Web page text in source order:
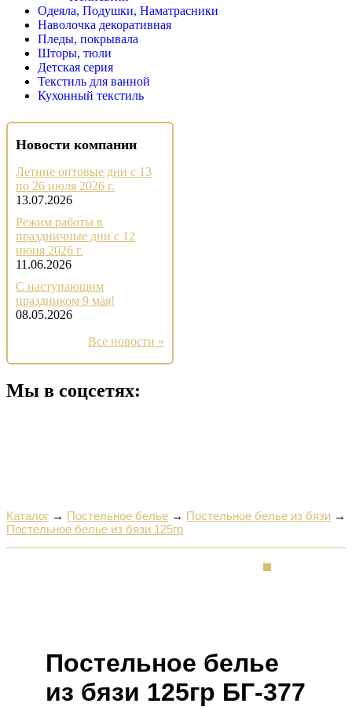
Одеяла, Подушки, Наматрасники
Наволочка декоративная
Пледы, покрывала
Шторы, тюли
Детская серия
Текстиль для ванной
Кухонный текстиль
Новости компании
Летние оптовые дни с 13
по 26 июля 2026 г.
13.07.2026
Режим работы в
праздничные дни с 12
июня 2026 г.
11.06.2026
С наступающим
праздником 9 мая!
08.05.2026
Все новости »
Мы в соцсетях:
Каталог → Постельное белье → Постельное белье из бязи →
Постельное белье из бязи 125гр
Постельное белье
из бязи 125гр БГ-377